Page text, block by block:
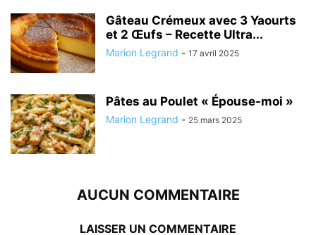
Gâteau Crémeux avec 3 Yaourts
et 2 Œufs – Recette Ultra...
Marion Legrand - 17 avril 2025
Pâtes au Poulet « Épouse-moi »
Marion Legrand - 25 mars 2025
AUCUN COMMENTAIRE
LAISSER UN COMMENTAIRE